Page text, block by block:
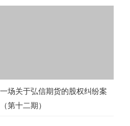
一场关于弘信期货的股权纠纷案
（第十二期）